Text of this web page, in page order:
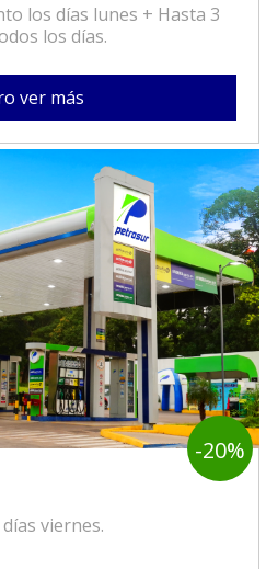
los días lunes + Hasta 3
los días.
ver más
-20%
viernes.